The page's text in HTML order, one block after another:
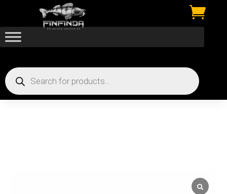

Products
search